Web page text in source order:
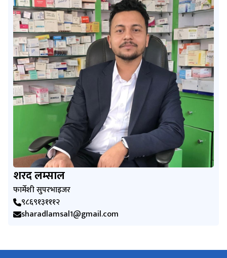
शरद लम्साल
फार्मेशी सुपरभाइजर
९८६९१३१११२
sharadlamsal1@gmail.com